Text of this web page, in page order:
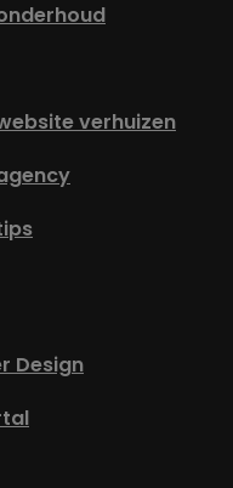
verhuizen
Design